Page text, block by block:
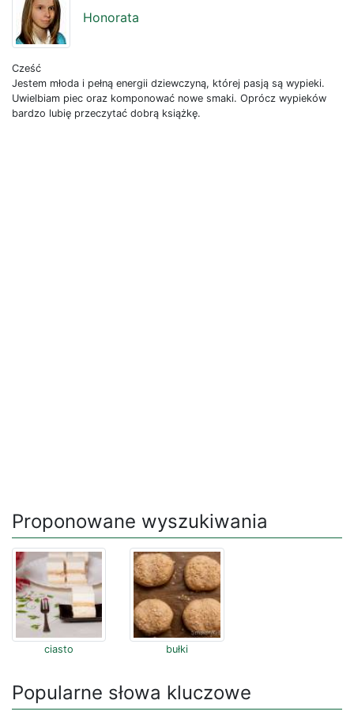
Honorata
Cześć
Jestem młoda i pełną energii dziewczyną, której pasją są wypieki.
Uwielbiam piec oraz komponować nowe smaki. Oprócz wypieków
bardzo lubię przeczytać dobrą książkę.
Proponowane wyszukiwania
ciasto bułki
Popularne słowa kluczowe